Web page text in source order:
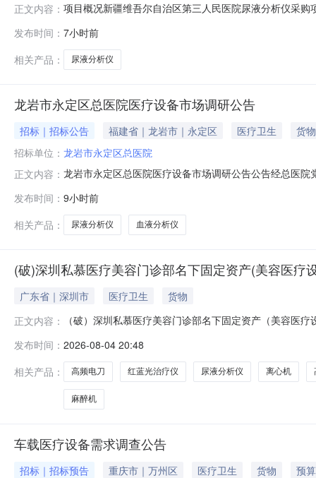
正文内容： 项目概况新疆维吾尔自治区第三人民医院尿液分析仪采
8000采购需求：标项名称:新疆维吾尔自治区第三人民医
体采购
发布时间： 7小时前
相关产品：
尿液分析仪
龙岩市永定区总医院医疗设备市场调研公告
招标｜招标公告 福建省｜龙岩市｜永定区 医疗卫生
货物
招标单位： 龙岩市永定区总医院
正文内容： 龙岩市永定区总医院医疗设备市场调研公告公告经总医
录；2.测试项目：检测速度：≥60样本每小时，检测≥25
样，样本用量≤30μl，含封闭穿刺
发布时间： 9小时前
相关产品：
尿液分析仪 血液分析仪
(破)深圳私慕医疗美容门诊部名下固定资产(美容医疗
广东省｜深圳市 医疗卫生
货物
正文内容：
（破）深圳私慕医疗美容门诊部名下固定资产（美容医
慕医疗美容门诊部成交后提供的材料1.成交确认书；2.收
牌参考数量1除颤监护仪迈瑞
发布时间： 2026-08-04 20:48
相关产品：
高频电刀 红蓝光治疗仪 尿液分析仪 离心机
麻醉机
车载医疗设备需求调查公告
招标｜招标预告 重庆市｜万州区 医疗卫生 货物
预